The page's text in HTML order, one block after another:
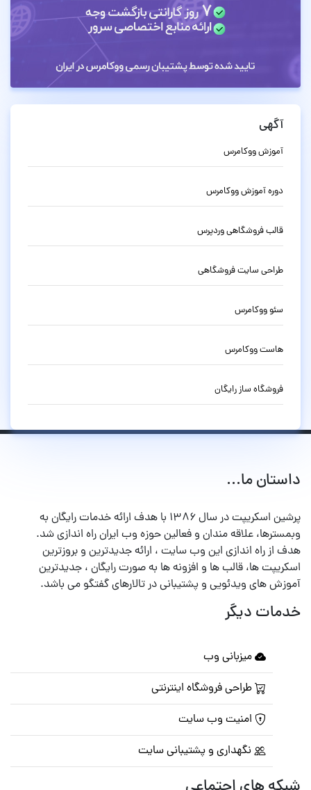
آگهی
آموزش ووکامرس
دوره آموزش ووکامرس
قالب فروشگاهی وردپرس
طراحی سایت فروشگاهی
سئو ووکامرس
هاست ووکامرس
فروشگاه ساز رایگان
داستان ما...
پرشین اسکریپت در سال ۱۳۸۶ با هدف ارائه خدمات رایگان به
وبمسترها، علاقه مندان و فعالین حوزه وب ایران راه اندازی شد.
هدف از راه اندازی این وب سایت ، ارائه جدیدترین و بروزترین
اسکریپت ها، قالب ها و افزونه ها به صورت رایگان ، جدیدترین
آموزش های ویدئویی و پشتیبانی در تالارهای گفتگو می باشد.
خدمات دیگر
میزبانی وب
طراحی فروشگاه اینترنتی
امنیت وب سایت
نگهداری و پشتیبانی سایت